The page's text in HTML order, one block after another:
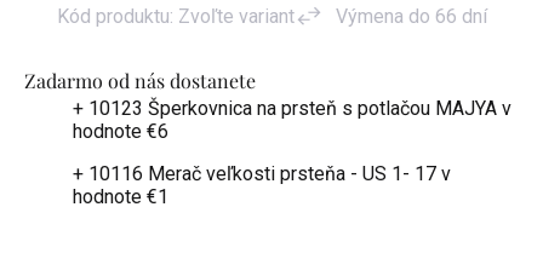
Zadarmo od nás dostanete
+ 10123 Šperkovnica na prsteň s potlačou MAJYA v
hodnote €6
+ 10116 Merač veľkosti prsteňa - US 1- 17 v
hodnote €1
Kód produktu: Zvoľte variant Výmena do 66 dní